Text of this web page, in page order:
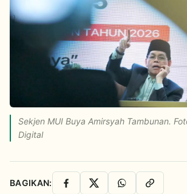
Sekjen MUI Buya Amirsyah Tambunan.
Digital
BAGIKAN: Facebook
X WhatsAppSalin Link